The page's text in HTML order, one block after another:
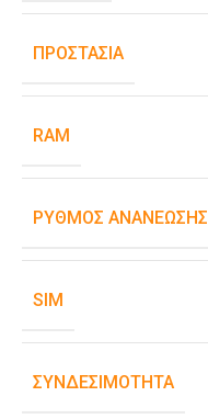
ΠΡΟΣΤΑΣΊΑ
RAM
ΡΥΘΜΌΣ ΑΝΑΝΈΩΣΗΣ
SIM
ΣΥΝΔΕΣΙΜΌΤΗΤΑ